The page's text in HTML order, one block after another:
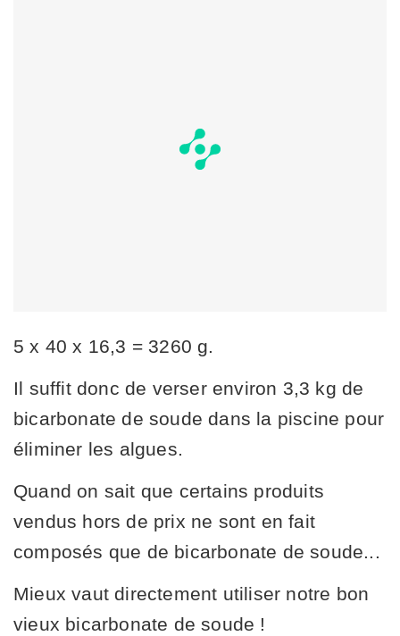
5 x 40 x 16,3 = 3260 g.
Il suffit donc de verser environ 3,3 kg de
bicarbonate de soude dans la piscine pour
éliminer les algues.
Quand on sait que certains produits
vendus hors de prix ne sont en fait
composés que de bicarbonate de soude...
Mieux vaut directement utiliser notre bon
vieux bicarbonate de soude !